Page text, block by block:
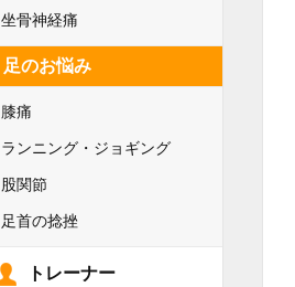
坐骨神経痛
足のお悩み
膝痛
ランニング・ジョギング
股関節
足首の捻挫
トレーナー